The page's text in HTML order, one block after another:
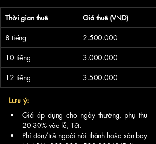
Thời gian thuê Giá thuê (VND)
8 tiếng 2.500.000
10 tiếng 3.000.000
12 tiếng 3.500.000
Lưu ý:
Giá áp dụng cho ngày thường, phụ thu
20-30% vào lễ, Tết.
Phí đón/trả ngoài nội thành hoặc sân bay